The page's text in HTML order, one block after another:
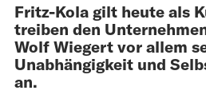
Fritz-Kola gilt heute als
treiben den
Wolf Wiegert vor allem
Unabhängigkeit und
an.